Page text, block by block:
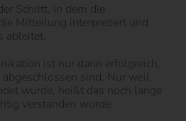
Schritt, in dem die
Mitteilung interpretiert und
ableitet.
ist nur dann erfolgreich,
sind. Nur weil
wurde, heißt das noch lange
verstanden wurde.